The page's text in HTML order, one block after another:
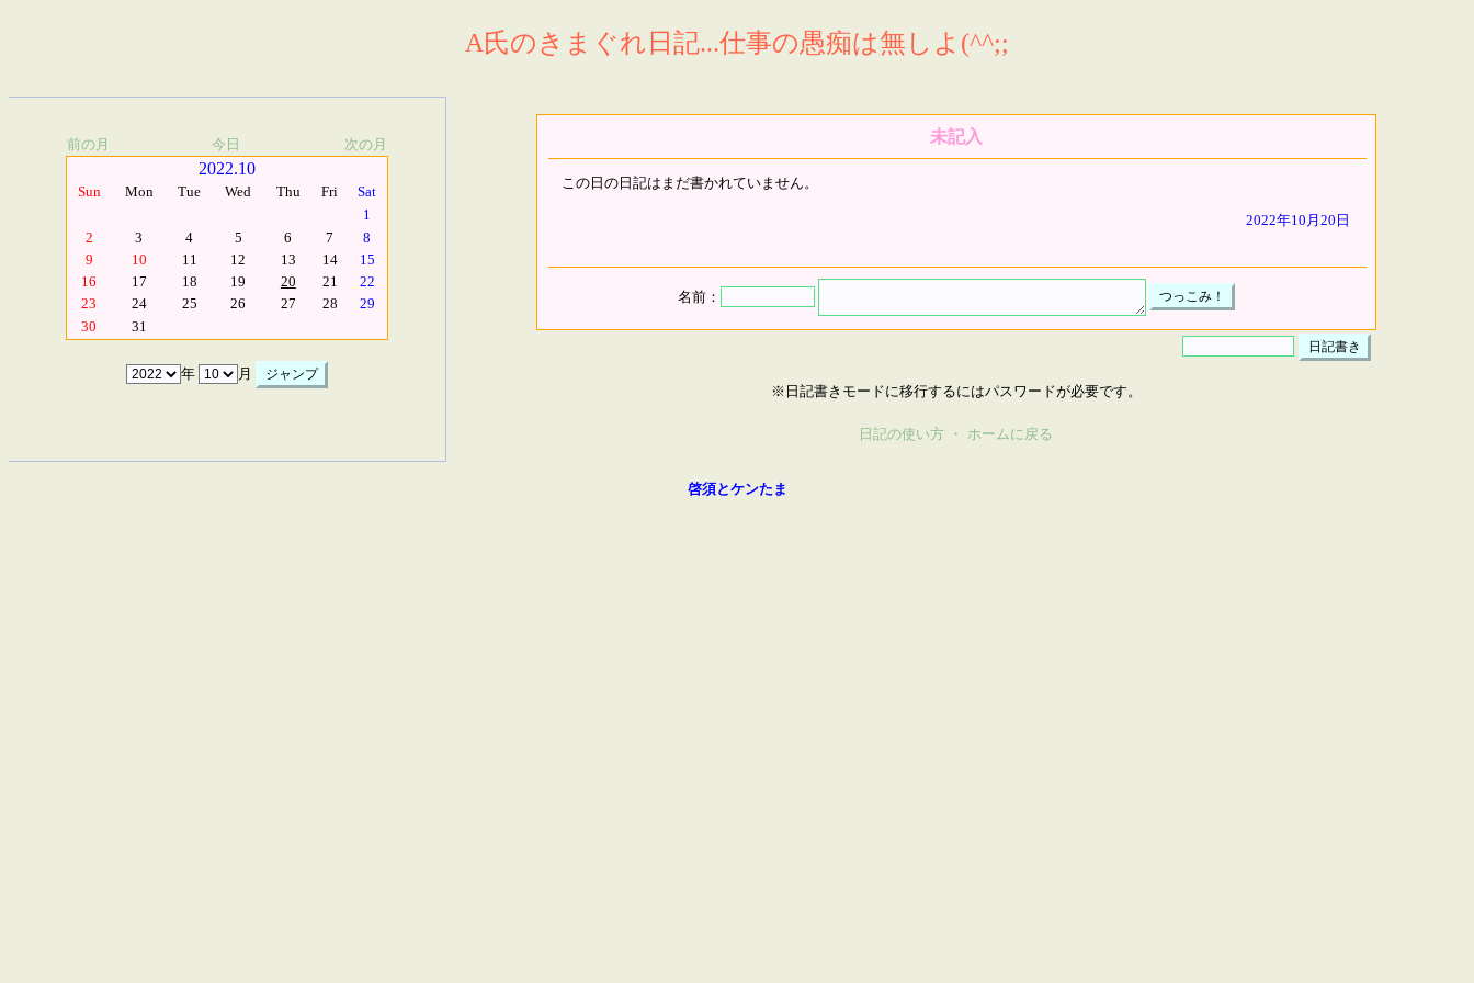
A氏のきまぐれ日記...仕事の愚痴は無しよ(^^;;
前の月 今日 次の月
2022.10
Sun Mon Tue Wed Thu Fri
Sat
1
2
3 4 5 6 7
8
9
10 11 12 13 14
15
16
17 18 19 20 21
22
23
24 25 26 27 28
29
30
31
年 月
未記入
この日の日記はまだ書かれていません。
2022年10月20日
名前：
※日記書きモードに移行するにはパスワードが必要です。
日記の使い方 ・ ホームに戻る
啓須とケンたま